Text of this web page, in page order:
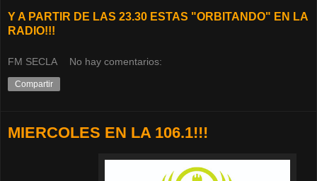
Y A PARTIR DE LAS 23.30 ESTAS "ORBITANDO" EN LA
RADIO!!!
FM SECLA No hay comentarios:
Compartir
MIERCOLES EN LA 106.1!!!